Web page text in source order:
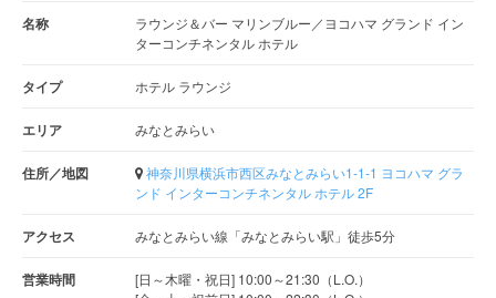
名称
ラウンジ＆バー マリンブルー／ヨコハマ グランド イン
ターコンチネンタル ホテル
タイプ ホテル ラウンジ
エリア みなとみらい
住所／地図
神奈川県横浜市西区みなとみらい1-1-1 ヨコハマ グラ
ンド インターコンチネンタル ホテル 2F
アクセス みなとみらい線「みなとみらい駅」徒歩5分
営業時間
[日～木曜・祝日] 10:00～21:30（L.O.）